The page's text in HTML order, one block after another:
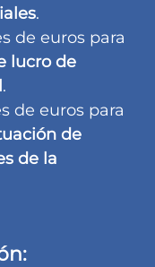
.
de euros para
lucro de
.
de euros para
de
de la